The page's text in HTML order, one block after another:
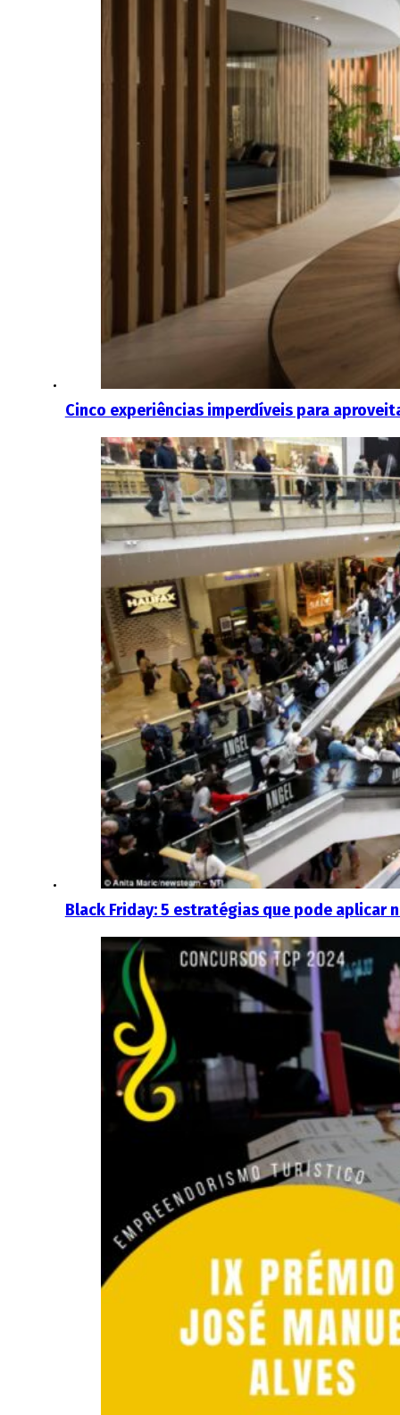
Cinco experiências imperdíveis para
Black Friday: 5 estratégias que pode aplicar